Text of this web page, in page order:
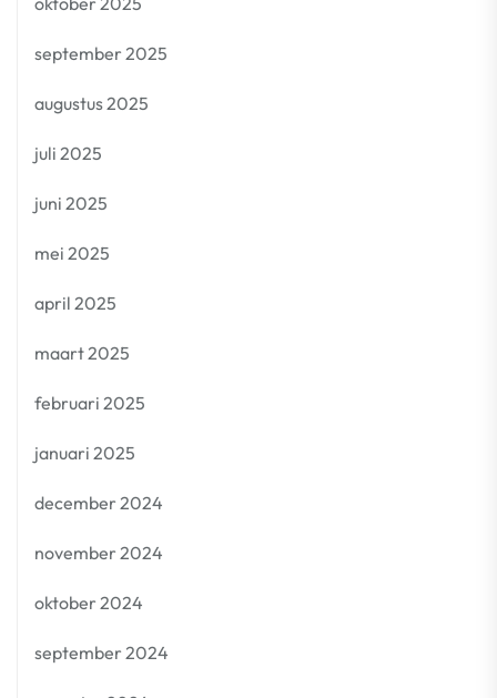
september 2025
augustus 2025
juli 2025
juni 2025
mei 2025
april 2025
maart 2025
februari 2025
januari 2025
december 2024
november 2024
oktober 2024
september 2024